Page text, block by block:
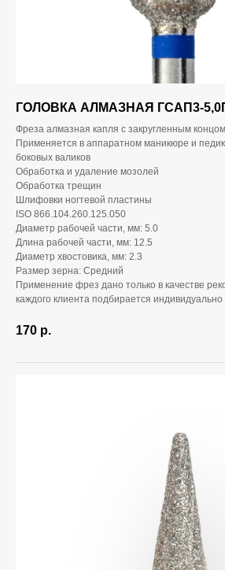
ГОЛОВКА АЛМАЗНАЯ ГСАП3-
Фреза алмазная капля с закругленным концом
Применяется в аппаратном маникюре и
боковых валиков
Обработка и удаление мозолей
Обработка трещин
Шлифовки ногтевой пластины
ISO 866.104.260.125.050
Диаметр рабочей части, мм: 5.0
Длина рабочей части, мм: 12.5
Диаметр хвостовика, мм: 2.3
Размер зерна: Средний
Применение фрез дано только в качестве
каждого клиента подбирается индивидуально
170 р.